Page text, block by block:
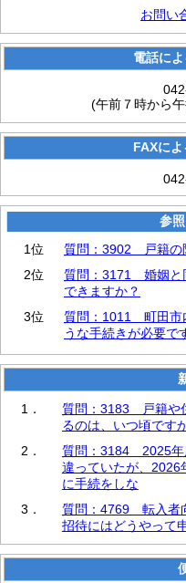
お問い
電話に
(午前７時から
FAXに
参
1位
質問：3902 戸籍の
2位
質問：3171 婚姻と
できますか？
3位
質問：1011 町田市
うな手続きが必要で
1．
質問：3183 戸籍や
るのは、いつ頃ですか
2．
質問：3184 2025年
違っていたが、2026
に手続をしな
3．
質問：4769 転入者
招待にはどうやって